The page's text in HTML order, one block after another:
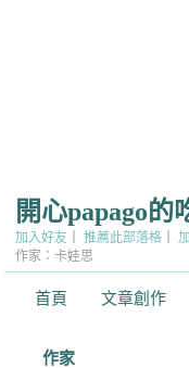
開心papago的
首頁 文章創作
加入好友 推薦此部落格
作家：卡娃思
作家